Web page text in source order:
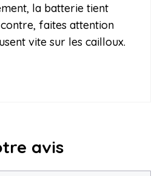
la batterie tient
faites attention
vite sur les cailloux.
avis